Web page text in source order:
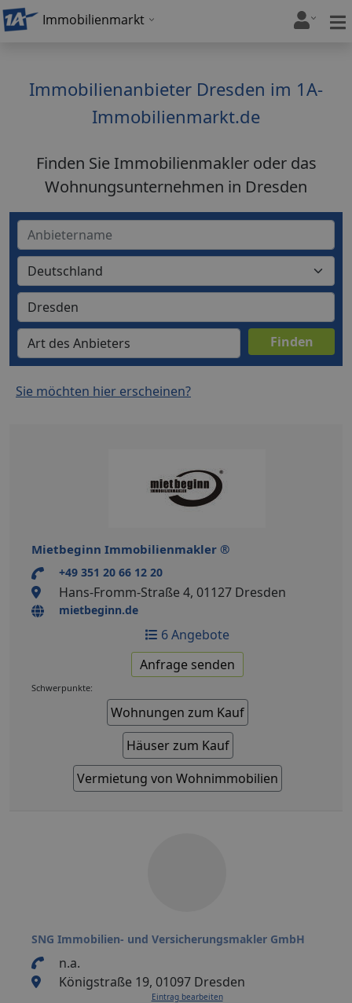
Immobilienmarkt
Immobilienanbieter Dresden im 1A-
Immobilienmarkt.de
Finden Sie Immobilienmakler oder das
Wohnungsunternehmen in Dresden
Sie möchten hier erscheinen?
Mietbeginn Immobilienmakler ®
+49 351 20 66 12 20
Hans-Fromm-Straße 4, 01127 Dresden
mietbeginn.de
6 Angebote
Anfrage senden
Schwerpunkte:
Wohnungen zum Kauf
Häuser zum Kauf
Vermietung von Wohnimmobilien
SNG Immobilien- und Versicherungsmakler GmbH
n.a.
Königstraße 19, 01097 Dresden
Eintrag bearbeiten